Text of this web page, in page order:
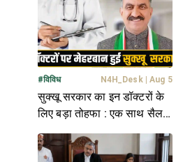
#विविध N4H_Desk| Aug 5
सुक्खू सरकार का इन डॉक्टरों के
लिए बड़ा तोहफा : एक साथ सैलरी